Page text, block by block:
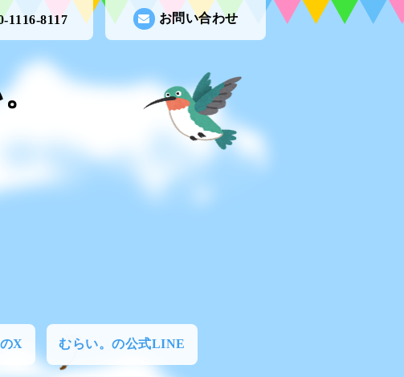
お問い合わせ
1116-8117
X むらい。の公式LINE